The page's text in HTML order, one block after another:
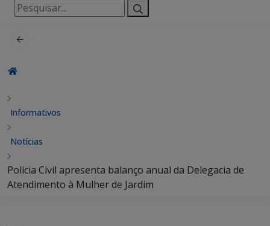
Pesquisar
por:
Informativos
Notícias
Polícia Civil apresenta balanço anual da Delegacia de
Atendimento à Mulher de Jardim